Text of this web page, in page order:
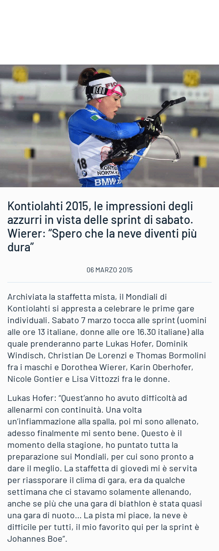
Kontiolahti 2015, le impressioni degli
azzurri in vista delle sprint di sabato.
Wierer: “Spero che la neve diventi più
dura”
06 MARZO 2015
Archiviata la staffetta mista, il Mondiali di
Kontiolahti si appresta a celebrare le prime gare
individuali. Sabato 7 marzo tocca alle sprint (uomini
alle ore 13 italiane, donne alle ore 16.30 italiane) alla
quale prenderanno parte Lukas Hofer, Dominik
Windisch, Christian De Lorenzi e Thomas Bormolini
fra i maschi e Dorothea Wierer, Karin Oberhofer,
Nicole Gontier e Lisa Vittozzi fra le donne.
Lukas Hofer: “Quest’anno ho avuto difficoltà ad
allenarmi con continuità. Una volta
un’infiammazione alla spalla, poi mi sono allenato,
adesso finalmente mi sento bene. Questo è il
momento della stagione, ho puntato tutta la
preparazione sui Mondiali, per cui sono pronto a
dare il meglio. La staffetta di giovedì mi è servita
per riassporare il clima di gara, era da qualche
settimana che ci stavamo solamente allenando,
anche se più che una gara di biathlon è stata quasi
una gara di nuoto… La pista mi piace, la neve è
difficile per tutti, il mio favorito qui per la sprint è
Johannes Boe”.